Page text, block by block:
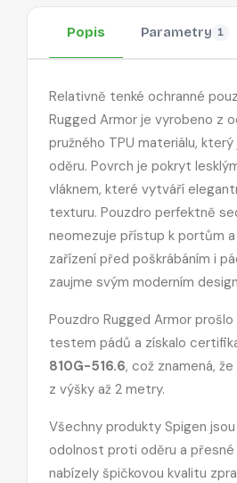
Popis Parametry 1
Relativně tenké ochranné
Rugged Armor je vyrobeno z
pružného TPU materiálu,
oděru. Povrch je pokryt
vláknem, které vytváří
texturu. Pouzdro perfektně
neomezuje přístup k portům
zařízení před poškrábáním i
zaujme svým moderním
Pouzdro Rugged Armor
testem pádů a získalo
810G-516.6, což znamená,
z výšky až 2 metry.
Všechny produkty Spigen
odolnost proti oděru a přesné
nabízely špičkovou kvalitu